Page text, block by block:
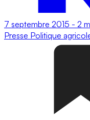
7 septembre 2015 - 2
Presse Politique